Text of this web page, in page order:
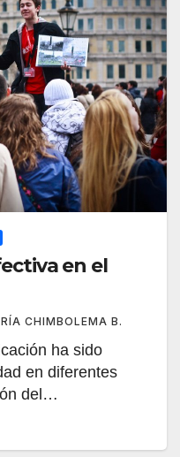
en el
CHIMBOLEMA B.
ha sido
en diferentes
del…